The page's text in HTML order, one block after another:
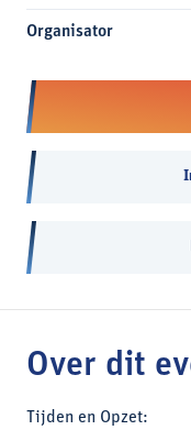
Organisator
Over dit
Tijden en Opzet: